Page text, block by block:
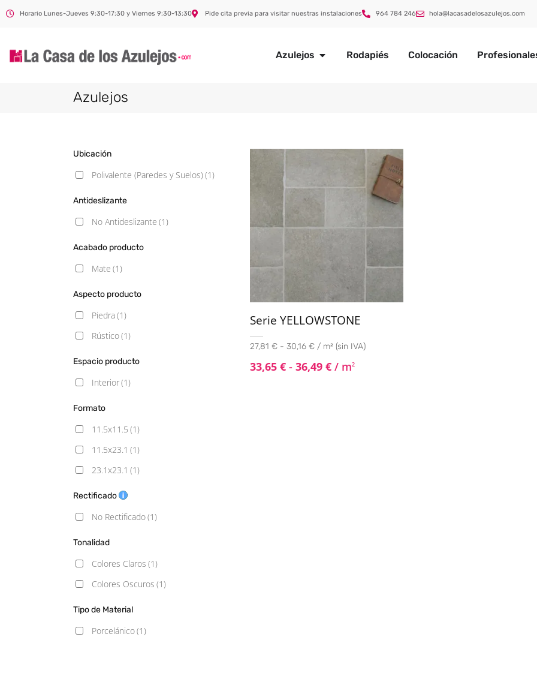
Horario Lunes-Jueves 9:30-17:30 y Viernes 9:30-13:30 Pide cita previa para visitar nuestras instalaciones 964 784 246 hola@lacasadelosazulejos.com
Azulejos Rodapiés Colocación
Azulejos
Ubicación
Polivalente (Paredes y Suelos)(1)
Antideslizante
No Antideslizante (1)
Acabado producto
Mate (1)
Aspecto producto
Piedra(1)
Rústico(1)
Espacio producto
Interior(1)
Formato
11.5x11.5 (1)
11.5x23.1 (1)
23.1x23.1 (1)
Rectificado
No Rectificado(1)
Tonalidad
Colores Claros (1)
Colores Oscuros (1)
Tipo de Material
Porcelánico(1)
Serie YELLOWSTONE
27,81 € - 30,16 € / m² (sin IVA)
33,65 € - 36,49 € / m2